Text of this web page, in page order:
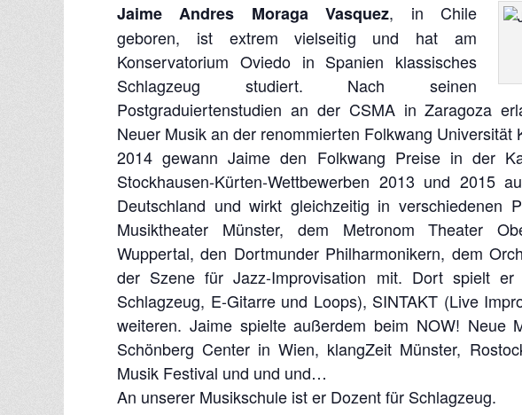
Jaime Andres Moraga Vasquez, in Chile
geboren, ist extrem vielseitig und hat am
Konservatorium Oviedo in Spanien klassisches
Schlagzeug studiert. Nach seinen
Postgraduiertenstudien an der CSMA in Zaragoza
Neuer Musik an der renommierten Folkwang Universität
2014 gewann Jaime den Folkwang Preise in der
Stockhausen-Kürten-Wettbewerben 2013 und 2015
Deutschland und wirkt gleichzeitig in verschiedenen
Musiktheater Münster, dem Metronom Theater
Wuppertal, den Dortmunder Philharmonikern, dem
der Szene für Jazz-Improvisation mit. Dort spielt
Schlagzeug, E-Gitarre und Loops), SINTAKT (Live
weiteren. Jaime spielte außerdem beim NOW! Neue
Schönberg Center in Wien, klangZeit Münster,
Musik Festival und und und…
An unserer Musikschule ist er Dozent für Schlagzeug.